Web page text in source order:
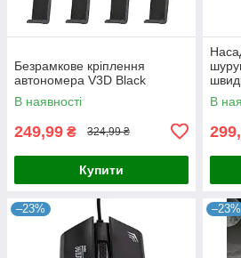
Безрамкове кріплення
автономера V3D Black
В наявності
249,99 ₴ 324,99 ₴
Купити
SAW
В
–23% –23%